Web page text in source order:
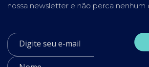
nossa newsletter e não perca nenhum